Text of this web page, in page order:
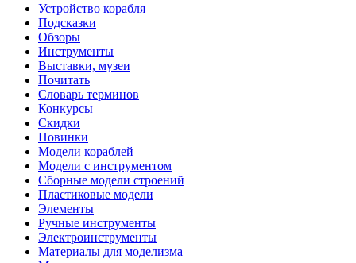
Устройство корабля
Подсказки
Обзоры
Инструменты
Выставки, музеи
Почитать
Словарь терминов
Конкурсы
Скидки
Новинки
Модели кораблей
Модели с инструментом
Сборные модели строений
Пластиковые модели
Элементы
Ручные инструменты
Электроинструменты
Материалы для моделизма